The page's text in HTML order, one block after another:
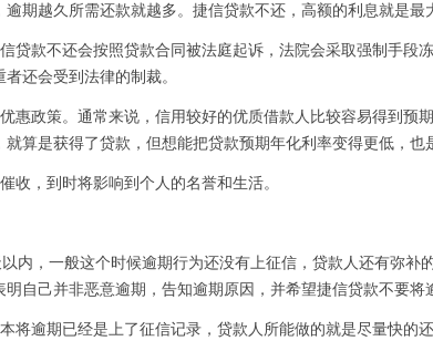
期越久所需还款就越多。捷信贷款不还，高额的利息就是最
款不还会按照贷款合同被法庭起诉，法院会采取强制手段
还会受到法律的制裁。
政策。通常来说，信用较好的优质借款人比较容易得到预期
算是获得了贷款，但想能把贷款预期年化利率变得更低，也
，到时将影响到个人的名誉和生活。
，一般这个时候逾期行为还没有上征信，贷款人还有弥补
自己并非恶意逾期，告知逾期原因，并希望捷信贷款不要将
逾期已经是上了征信记录，贷款人所能做的就是尽量快的